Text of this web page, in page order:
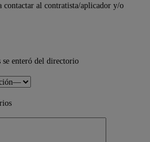
al contratista/aplicador y/o
se enteró del directorio